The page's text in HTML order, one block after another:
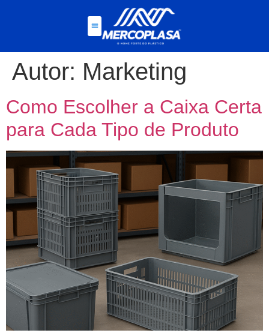
Autor: Marketing
Como Escolher a Caixa Certa
para Cada Tipo de Produto